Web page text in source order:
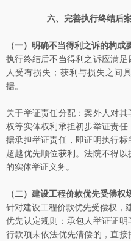
六、完善执行终结后
（一）明确不当得利之诉的构成
执行终结后不当得利之诉应满
人受有损失；获利与损失之间
据。
关于举证责任分配：案外人对
权等实体权利承担初步举证责
据承担举证责任，即证明执行
超越优先顺位获利。法院不得
的实体举证义务。
（二）建设工程价款优先受偿权
针对建设工程价款优先受偿权，
优先认定规则：承包人举证证
行款项未依法优先清偿的，直